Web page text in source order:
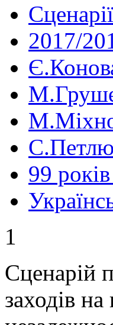
Сценарії
2017/
99
1
Сценарій
заходів